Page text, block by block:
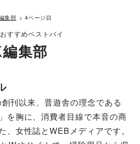
集部 4ページ目
すすめベストバイ
集部
刊以来、晋遊舎の理念である
を胸に、消費者目線で本音の商
、女性誌とWEBメディアです。